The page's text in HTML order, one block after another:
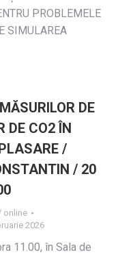
PROBLEMELE
SIMULAREA
DE
DE CO2 ÎN
/
/ 20
online
2026
11.00, în Sala de